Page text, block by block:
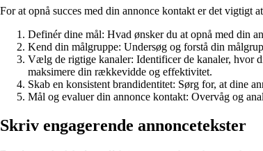
For at opnå succes med din annonce kontakt er det vigtigt
Definér dine mål: Hvad ønsker du at opnå med din
Kend din målgruppe: Undersøg og forstå din
Vælg de rigtige kanaler: Identificer de kanaler, hvor
maksimere din rækkevidde og effektivitet.
Skab en konsistent brandidentitet: Sørg for, at dine
Mål og evaluer din annonce kontakt: Overvåg og
Skriv engagerende annoncetekster